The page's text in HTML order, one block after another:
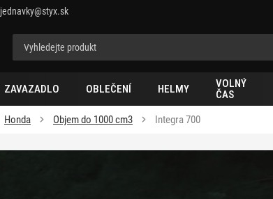
ZAVAZADLO OBLEČENÍ HELMY
VOLNÝ
ČAS
Honda Objem do 1000 cm3 Integra 700